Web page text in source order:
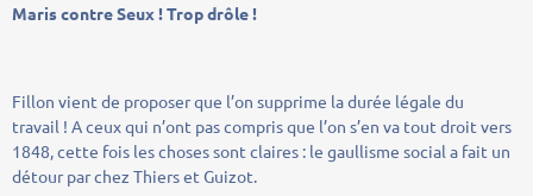
Maris contre Seux ! Trop drôle !
Fillon vient de proposer que l’on supprime la durée légale du
travail ! A ceux qui n’ont pas compris que l’on s’en va tout droit vers
1848, cette fois les choses sont claires : le gaullisme social a fait un
détour par chez Thiers et Guizot.